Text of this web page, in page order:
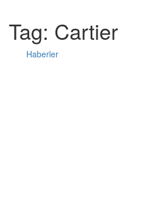
Tag: Cartier
Haberler